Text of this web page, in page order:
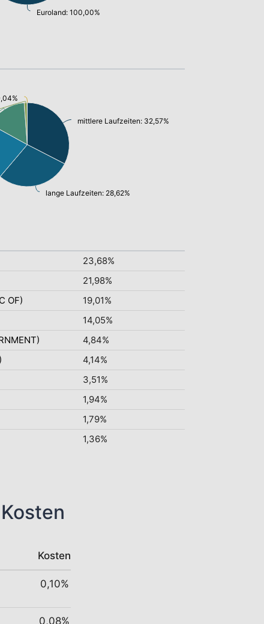
Euroland: 100,00%
mittlere Laufzeiten: 32,57%
lange Laufzeiten: 28,62%
23,68%
21,98%
OF)
19,01%
14,05%
4,84%
4,14%
3,51%
1,94%
1,79%
1,36%
Kosten
0,10%
0,08%